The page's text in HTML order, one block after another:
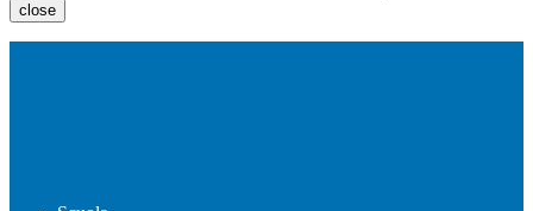
close